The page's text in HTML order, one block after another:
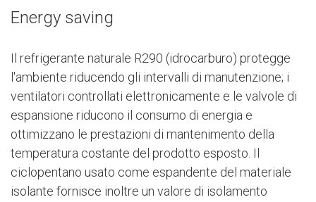
Energy saving
Il refrigerante naturale R290 (idrocarburo) protegge
l'ambiente riducendo gli intervalli di manutenzione; i
ventilatori controllati elettronicamente e le valvole di
espansione riducono il consumo di energia e
ottimizzano le prestazioni di mantenimento della
temperatura costante del prodotto esposto. Il
ciclopentano usato come espandente del materiale
isolante fornisce inoltre un valore di isolamento